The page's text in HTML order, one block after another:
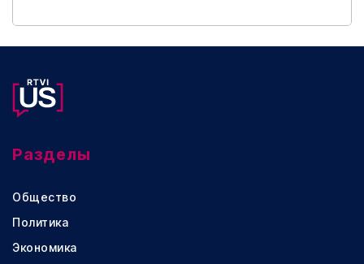
Разделы
Общество
Политика
Экономика